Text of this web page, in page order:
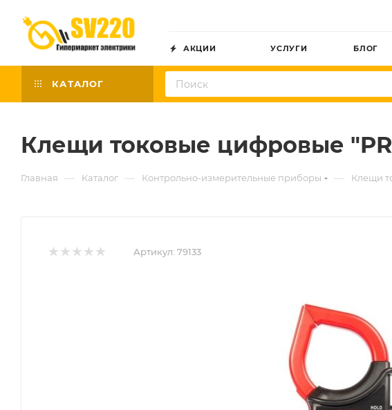
АКЦИИ УСЛУГИ БЛОГ
КАТАЛОГ
Клещи токовые цифровые
Главная — Каталог — Контрольно-измерительные приборы — Клещи
Артикул: 79133